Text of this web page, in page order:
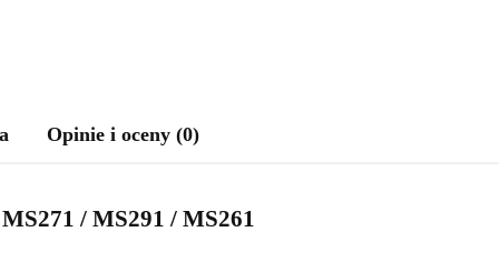
Opinie i oceny (0)
/ MS291 / MS261